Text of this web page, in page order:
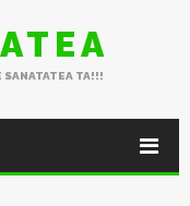
SANATATEA TA!!!